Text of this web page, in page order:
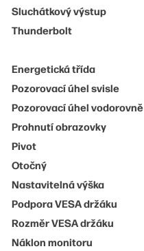
Sluchátkový výstup
Thunderbolt
Energetická třída
Pozorovací úhel svisle
Pozorovací úhel vodorovně
Prohnutí obrazovky
Pivot
Otočný
Nastavitelná výška
Podpora VESA držáku
Rozměr VESA držáku
Náklon monitoru